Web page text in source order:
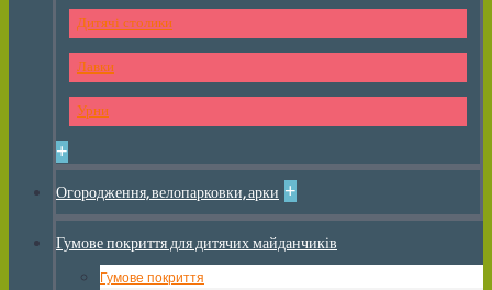
Дитячі столики
Лавки
Урни
+
Огородження, велопарковки, арки +
Гумове покриття для дитячих майданчиків
Гумове покриття